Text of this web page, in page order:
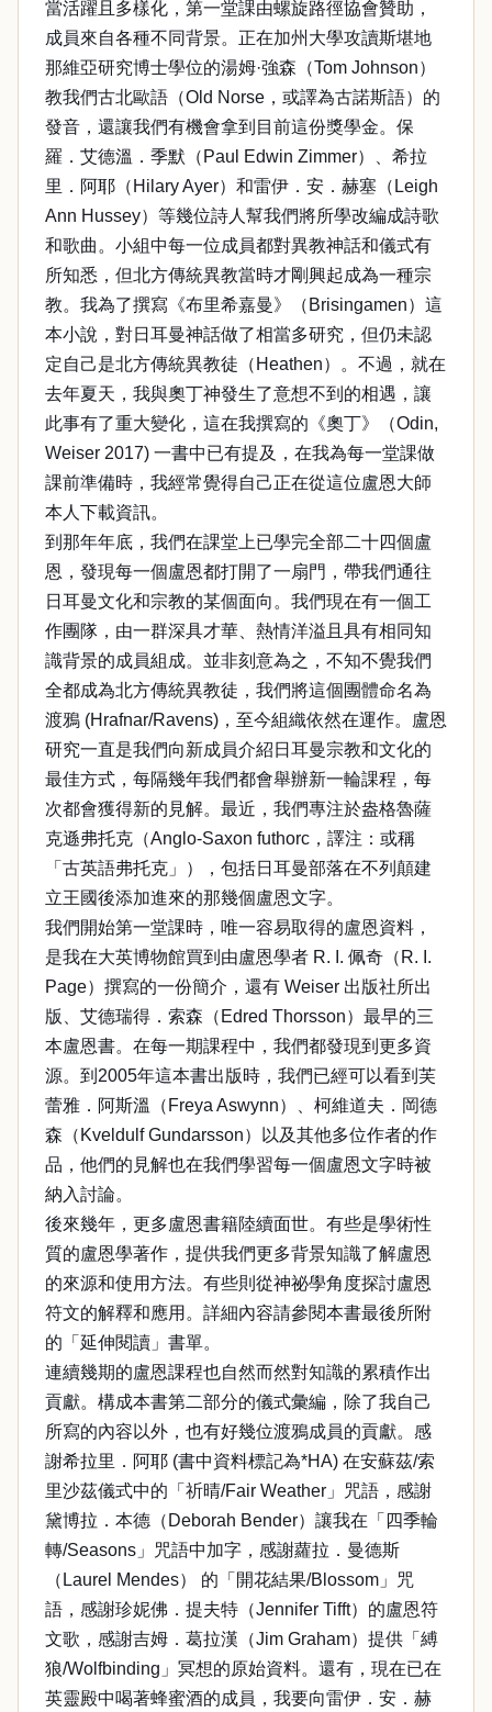
當活躍且多樣化，第一堂課由螺旋路徑協會贊助，
成員來自各種不同背景。正在加州大學攻讀斯堪地
那維亞研究博士學位的湯姆·強森（Tom Johnson）
教我們古北歐語（Old Norse，或譯為古諾斯語）的
發音，還讓我們有機會拿到目前這份獎學金。保
羅．艾德溫．季默（Paul Edwin Zimmer）、希拉
里．阿耶（Hilary Ayer）和雷伊．安．赫塞（Leigh
Ann Hussey）等幾位詩人幫我們將所學改編成詩歌
和歌曲。小組中每一位成員都對異教神話和儀式有
所知悉，但北方傳統異教當時才剛興起成為一種宗
教。我為了撰寫《布里希嘉曼》（Brisingamen）這
本小說，對日耳曼神話做了相當多研究，但仍未認
定自己是北方傳統異教徒（Heathen）。不過，就在
去年夏天，我與奧丁神發生了意想不到的相遇，讓
此事有了重大變化，這在我撰寫的《奧丁》（Odin,
Weiser 2017) 一書中已有提及，在我為每一堂課做
課前準備時，我經常覺得自己正在從這位盧恩大師
本人下載資訊。
到那年年底，我們在課堂上已學完全部二十四個盧
恩，發現每一個盧恩都打開了一扇門，帶我們通往
日耳曼文化和宗教的某個面向。我們現在有一個工
作團隊，由一群深具才華、熱情洋溢且具有相同知
識背景的成員組成。並非刻意為之，不知不覺我們
全都成為北方傳統異教徒，我們將這個團體命名為
渡鴉 (Hrafnar/Ravens)，至今組織依然在運作。盧恩
研究一直是我們向新成員介紹日耳曼宗教和文化的
最佳方式，每隔幾年我們都會舉辦新一輪課程，每
次都會獲得新的見解。最近，我們專注於盎格魯薩
克遜弗托克（Anglo-Saxon futhorc，譯注：或稱
「古英語弗托克」），包括日耳曼部落在不列顛建
立王國後添加進來的那幾個盧恩文字。
我們開始第一堂課時，唯一容易取得的盧恩資料，
是我在大英博物館買到由盧恩學者 R. I. 佩奇（R. I.
Page）撰寫的一份簡介，還有 Weiser 出版社所出
版、艾德瑞得．索森（Edred Thorsson）最早的三
本盧恩書。在每一期課程中，我們都發現到更多資
源。到2005年這本書出版時，我們已經可以看到芙
蕾雅．阿斯溫（Freya Aswynn）、柯維道夫．岡德
森（Kveldulf Gundarsson）以及其他多位作者的作
品，他們的見解也在我們學習每一個盧恩文字時被
納入討論。
後來幾年，更多盧恩書籍陸續面世。有些是學術性
質的盧恩學著作，提供我們更多背景知識了解盧恩
的來源和使用方法。有些則從神祕學角度探討盧恩
符文的解釋和應用。詳細內容請參閱本書最後所附
的「延伸閱讀」書單。
連續幾期的盧恩課程也自然而然對知識的累積作出
貢獻。構成本書第二部分的儀式彙編，除了我自己
所寫的內容以外，也有好幾位渡鴉成員的貢獻。感
謝希拉里．阿耶 (書中資料標記為*HA) 在安蘇茲/索
里沙茲儀式中的「祈晴/Fair Weather」咒語，感謝
黛博拉．本德（Deborah Bender）讓我在「四季輪
轉/Seasons」咒語中加字，感謝蘿拉．曼德斯
（Laurel Mendes） 的「開花結果/Blossom」咒
語，感謝珍妮佛．提夫特（Jennifer Tifft）的盧恩符
文歌，感謝吉姆．葛拉漢（Jim Graham）提供「縛
狼/Wolfbinding」冥想的原始資料。還有，現在已在
英靈殿中喝著蜂蜜酒的成員，我要向雷伊．安．赫